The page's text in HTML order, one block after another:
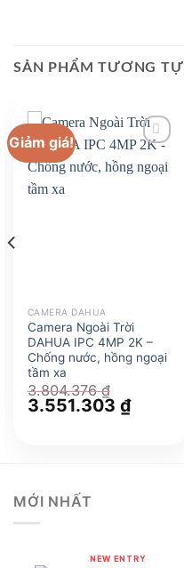
SẢN PHẨM TƯƠNG TỰ
Giảm giá!
CAMERA DAHUA
Camera Ngoài Trời
DAHUA IPC 4MP 2K –
Chống nước, hồng ngoại
tầm xa
3.804.376₫
Giá
gốc
3.551.303 ₫Giá
hiện
MỚI NHẤT
NEW ENTRY